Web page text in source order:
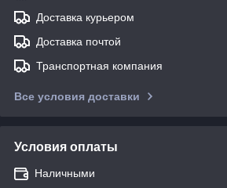
Доставка курьером
Доставка почтой
Транспортная компания
Все условия доставки
Условия оплаты
Наличными